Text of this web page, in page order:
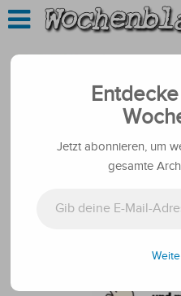
Jetzt abonnieren, um
gesamte